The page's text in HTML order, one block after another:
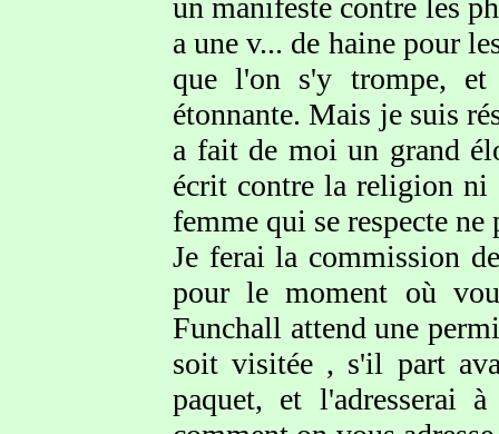
a une v... de haine pour
que l'on s'y trompe,
étonnante. Mais je suis
a fait de moi un grand
écrit contre la religion ni
femme qui se respecte
Je ferai la commission
pour le moment où
Funchall attend une
soit visitée , s'il part
paquet, et l'adresserai